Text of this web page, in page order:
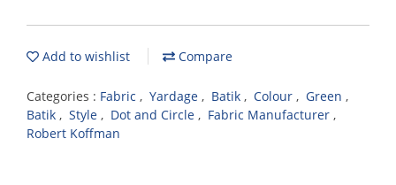
Add to wishlist Compare
Categories : Fabric , Yardage , Batik , Colour , Green ,
Batik , Style , Dot and Circle , Fabric Manufacturer ,
Robert Koffman